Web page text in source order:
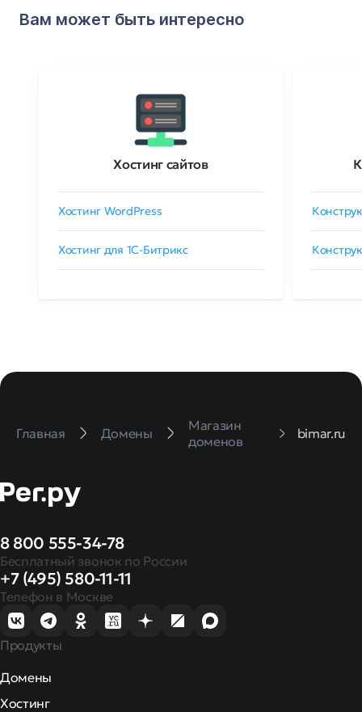
Вам может быть интересно
Хостинг сайтов
Хостинг WordPress
Хостинг для 1C-Битрикс
Главная Домены
Магазин
доменов
bimar.ru
8 800 555-34-78
Бесплатный звонок по России
+7 (495) 580-11-11
Телефон в Москве
Продукты
Домены
Хостинг